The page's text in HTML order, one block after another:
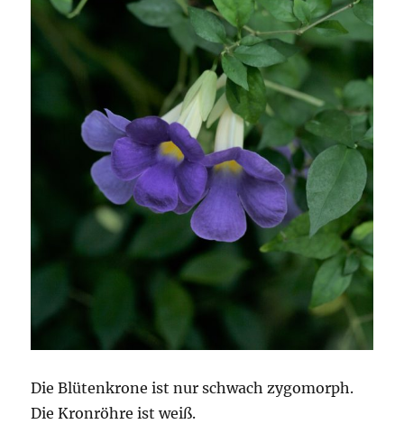
Die Blütenkrone ist nur schwach zygomorph.
Die Kronröhre ist weiß.